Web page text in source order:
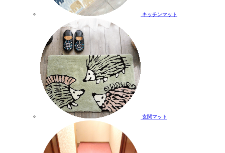
キッチンマット
玄関マット